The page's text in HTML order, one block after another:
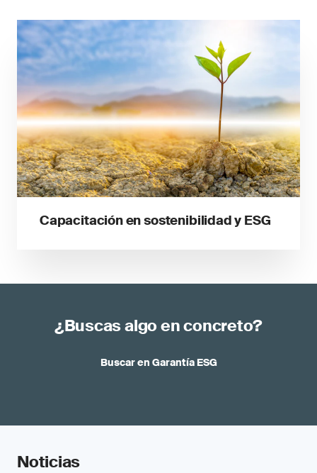
Capacitación en sostenibilidad y ESG
¿Buscas algo en concreto?
Buscar en Garantía ESG
Noticias